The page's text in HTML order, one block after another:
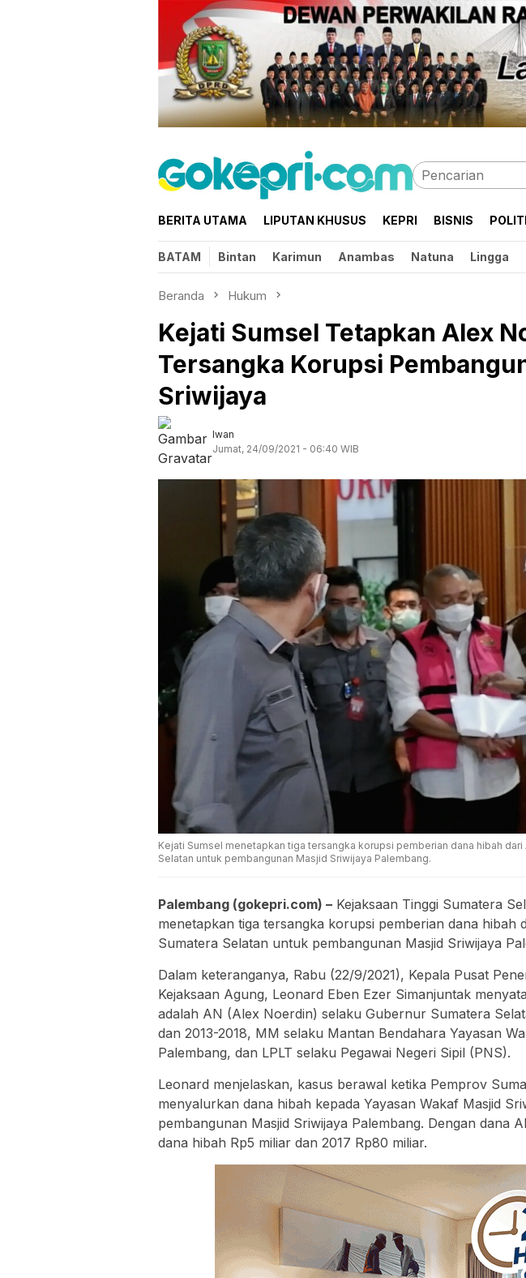
BERITA UTAMA LIPUTAN KHUSUS KEPRI BISNIS
BATAM Bintan Karimun Anambas Natuna Lingga
Beranda Hukum
Kejati Sumsel Tetapkan Alex
Tersangka Korupsi
Sriwijaya
Iwan
Jumat, 24/09/2021 - 06:40 WIB
Kejati Sumsel menetapkan tiga tersangka korupsi pemberian dana hibah dari
Selatan untuk pembangunan Masjid Sriwijaya Palembang.
Palembang (gokepri.com) – Kejaksaan Tinggi Sumatera
menetapkan tiga tersangka korupsi pemberian dana hibah
Sumatera Selatan untuk pembangunan Masjid Sriwijaya
Dalam keteranganya, Rabu (22/9/2021), Kepala Pusat
Kejaksaan Agung, Leonard Eben Ezer Simanjuntak
adalah AN (Alex Noerdin) selaku Gubernur Sumatera
dan 2013-2018, MM selaku Mantan Bendahara Yayasan
Palembang, dan LPLT selaku Pegawai Negeri Sipil (PNS).
Leonard menjelaskan, kasus berawal ketika Pemprov
menyalurkan dana hibah kepada Yayasan Wakaf Masjid
pembangunan Masjid Sriwijaya Palembang. Dengan dana
dana hibah Rp5 miliar dan 2017 Rp80 miliar.